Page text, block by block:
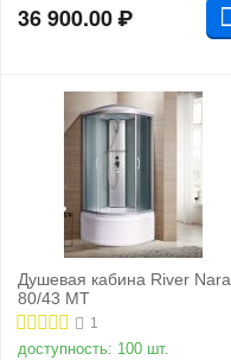
36 900.00₽
Душевая кабина River Nara
80/43 MT
1
доступность: 100 шт.